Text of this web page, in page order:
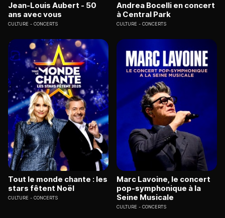
Jean-Louis Aubert - 50
ans avec vous
CULTURE CONCERTS
Andrea Bocelli en concert
à Central Park
CULTURE CONCERTS
Tout le monde chante : les
stars fêtent Noël
CULTURE CONCERTS
Marc Lavoine, le concert
pop-symphonique à la
Seine Musicale
CULTURE CONCERTS